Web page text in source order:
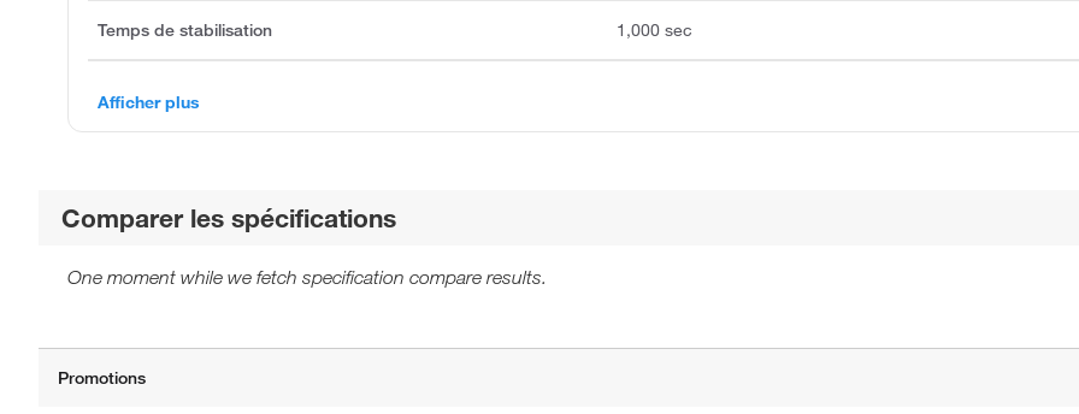
Temps de stabilisation 1,000 sec
Afficher plus
Comparer les spécifications
One moment while we fetch specification compare results.